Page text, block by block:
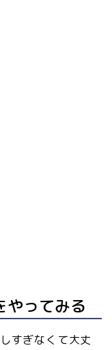
ってみる
すぎなくて大丈